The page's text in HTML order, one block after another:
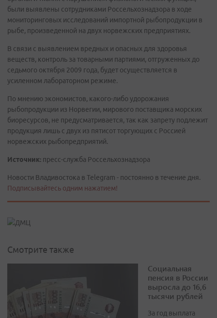
были выявлены сотрудниками Россельхознадзора в ходе
мониторинговых исследований импортной рыбопродукции в
рыбе, произведенной на двух норвежских предприятиях.
В связи с выявлением вредных и опасных для здоровья
веществ, контроль за товарными партиями, отгруженных до
седьмого октября 2009 года, будет осуществляется в
усиленном лабораторном режиме.
По мнению экономистов, какого-либо удорожания
рыбопродукции из Норвегии, мирового поставщика морских
биоресурсов, не предусматривается, так как запрету подлежит
продукция лишь с двух из пятисот торгующих с Россией
норвежских рыбопредприятий.
Источник: пресс-служба Россельхознадзора
Новости Владивостока в Telegram - постоянно в течение дня.
Подписывайтесь одним нажатием!
Смотрите также
Социальная
пенсия в России
выросла до 16,6
тысячи рублей
За год выплата